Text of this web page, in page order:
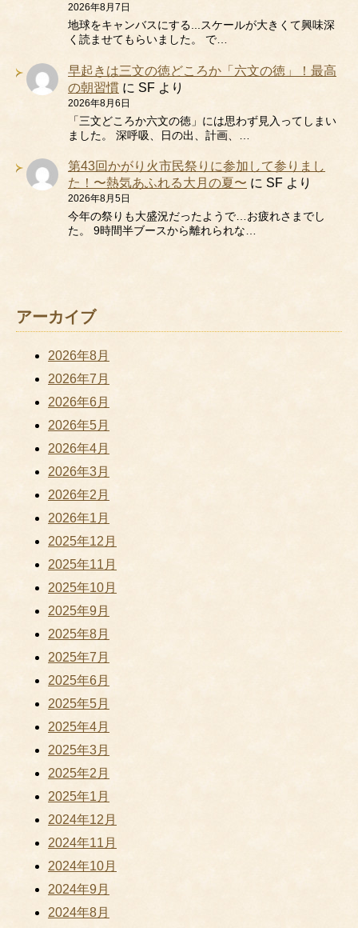
2026年8月7日
地球をキャンバスにする...スケールが大きくて興味深
く読ませてもらいました。 で…
早起きは三文の徳どころか「六文の徳」！最高
の朝習慣 に SF より
2026年8月6日
「三文どころか六文の徳」には思わず見入ってしまい
ました。 深呼吸、日の出、計画、…
第43回かがり火市民祭りに参加して参りまし
た！〜熱気あふれる大月の夏〜 に SF より
2026年8月5日
今年の祭りも大盛況だったようで…お疲れさまでし
た。 9時間半ブースから離れられな…
アーカイブ
2026年8月
2026年7月
2026年6月
2026年5月
2026年4月
2026年3月
2026年2月
2026年1月
2025年12月
2025年11月
2025年10月
2025年9月
2025年8月
2025年7月
2025年6月
2025年5月
2025年4月
2025年3月
2025年2月
2025年1月
2024年12月
2024年11月
2024年10月
2024年9月
2024年8月